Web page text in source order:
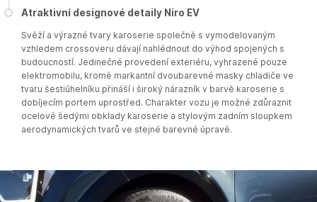
Atraktivní designové detaily Niro EV
Svěží a výrazné tvary karoserie společně s vymodelovaným
vzhledem crossoveru dávají nahlédnout do výhod spojených s
budoucností. Jedinečné provedení exteriéru, vyhrazené pouze
elektromobilu, kromě markantní dvoubarevné masky chladiče ve
tvaru šestiúhelníku přináší i široký nárazník v barvě karoserie s
dobíjecím portem uprostřed. Charakter vozu je možné zdůraznit
ocelově šedými obklady karoserie a stylovým zadním sloupkem
aerodynamických tvarů ve stejné barevné úpravě.